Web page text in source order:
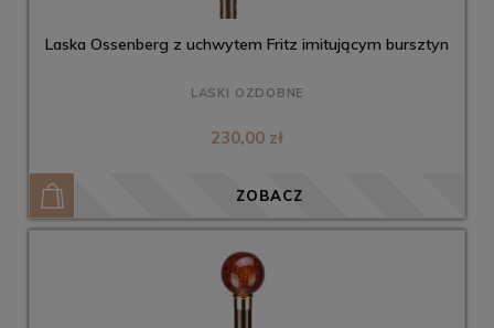
Laska Ossenberg z uchwytem Fritz imitującym bursztyn
LASKI OZDOBNE
230,00 zł
ZOBACZ